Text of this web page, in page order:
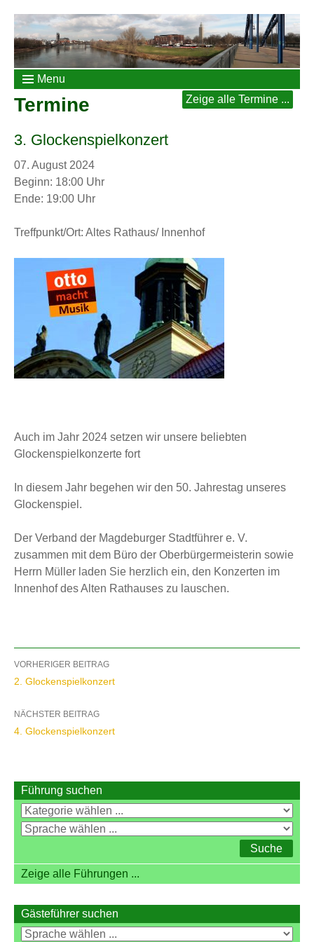
Menu
Termine Zeige alle Termine ...
3. Glockenspielkonzert
07. August 2024
Beginn: 18:00 Uhr
Ende: 19:00 Uhr
Treffpunkt/Ort: Altes Rathaus/ Innenhof
Auch im Jahr 2024 setzen wir unsere beliebten
Glockenspielkonzerte fort
In diesem Jahr begehen wir den 50. Jahrestag unseres
Glockenspiel.
Der Verband der Magdeburger Stadtführer e. V.
zusammen mit dem Büro der Oberbürgermeisterin sowie
Herrn Müller laden Sie herzlich ein, den Konzerten im
Innenhof des Alten Rathauses zu lauschen.
Beitragsnavigation
VORHERIGER BEITRAG
2. Glockenspielkonzert
NÄCHSTER BEITRAG
4. Glockenspielkonzert
Führung suchen
Zeige alle Führungen ...
Gästeführer suchen